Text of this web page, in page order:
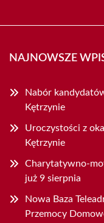
NAJNOWSZE
Nabór
Kętrzynie
Uroczystości z
Kętrzynie
Charytatywno-
już 9 sierpnia
Nowa Baza
Przemocy